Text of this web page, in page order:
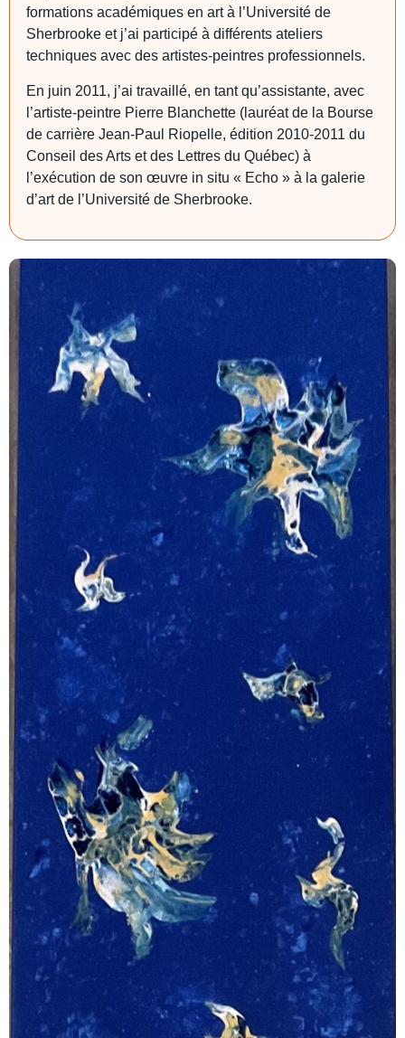
formations académiques en art à l’Université de
Sherbrooke et j’ai participé à différents ateliers
techniques avec des artistes-peintres professionnels.
En juin 2011, j’ai travaillé, en tant qu’assistante, avec
l’artiste-peintre Pierre Blanchette (lauréat de la Bourse
de carrière Jean-Paul Riopelle, édition 2010-2011 du
Conseil des Arts et des Lettres du Québec) à
l’exécution de son œuvre in situ « Echo » à la galerie
d’art de l’Université de Sherbrooke.